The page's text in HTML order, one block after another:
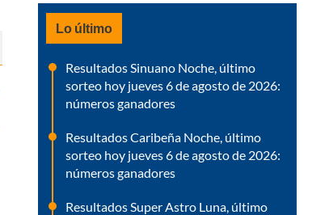
Lo último
Resultados Sinuano Noche, último
sorteo hoy jueves 6 de agosto de 2026:
números ganadores
Resultados Caribeña Noche, último
sorteo hoy jueves 6 de agosto de 2026:
números ganadores
Resultados Super Astro Luna, último